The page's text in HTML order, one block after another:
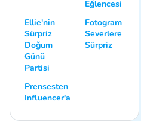
Eğlencesi
Ellie'nin
Sürpriz
Doğum
Günü
Partisi
Fotogram
Severlere
Sürpriz
Prensesten
Influencer'a